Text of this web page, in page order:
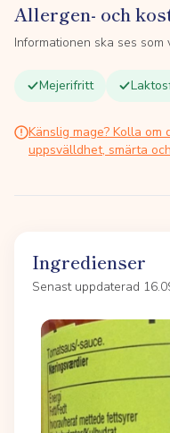
Allergen- och
Informationen ska ses som
Mejerifritt
Känslig mage? Kolla
uppsvälldhet, smärta
Ingredienser
Senast uppdaterad